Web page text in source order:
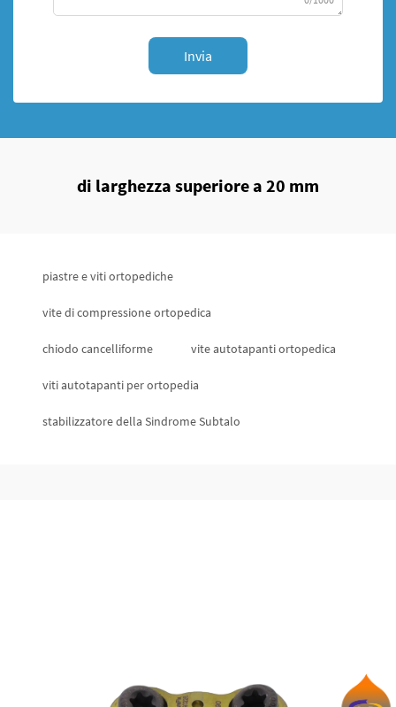
Invia
di larghezza superiore a 20 mm
piastre e viti ortopediche
vite di compressione ortopedica
chiodo cancelliforme vite autotapanti ortopedica
viti autotapanti per ortopedia
stabilizzatore della Sindrome Subtalo